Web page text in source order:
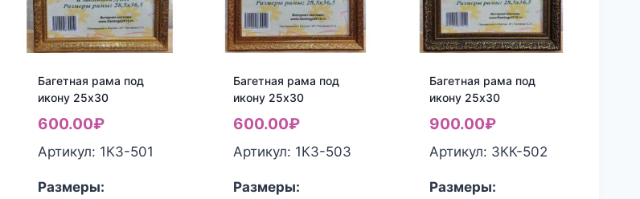
Багетная рама под
икону 25х30
600.00₽
Артикул: 1КЗ-501
Размеры:
Багетная рама под
икону 25х30
600.00₽
Артикул: 1КЗ-503
Размеры:
Багетная рама под
икону 25х30
900.00₽
Артикул: 3КК-502
Размеры: